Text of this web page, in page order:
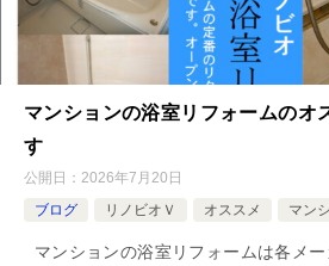
マンションの浴室リフォームのオ
す
公開日： 2026年7月20日
ブログ
リノビオＶ オススメ マン
マンションの浴室リフォームは各メ